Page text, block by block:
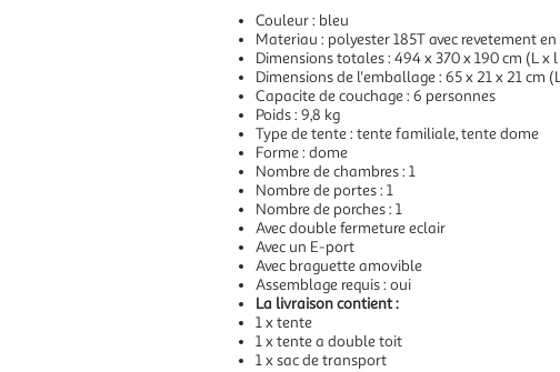
Couleur : bleu
Materiau : polyester 185T avec revetement en
Dimensions totales : 494 x 370 x 190 cm (L x
Dimensions de l'emballage : 65 x 21 x 21 cm
Capacite de couchage : 6 personnes
Poids : 9,8 kg
Type de tente : tente familiale, tente dome
Forme : dome
Nombre de chambres : 1
Nombre de portes : 1
Nombre de porches : 1
Avec double fermeture eclair
Avec un E-port
Avec braguette amovible
Assemblage requis : oui
La livraison contient :
1 x tente
1 x tente a double toit
1 x sac de transport